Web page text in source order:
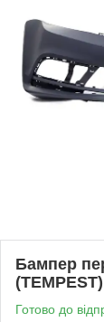
Бампер
Готово до